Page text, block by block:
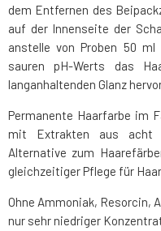
dem Entfernen des
auf der Innenseite der
anstelle von Proben 50 ml
sauren pH-Werts das
langanhaltenden Glanz
Permanente Haarfarbe im
mit Extrakten aus acht
Alternative zum
gleichzeitiger Pflege für
Ohne Ammoniak, Resorcin,
nur sehr niedriger